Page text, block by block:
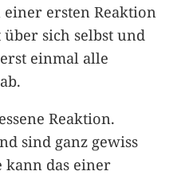
ersten Reaktion
über sich selbst und
einmal alle
Reaktion.
sind ganz gewiss
das einer